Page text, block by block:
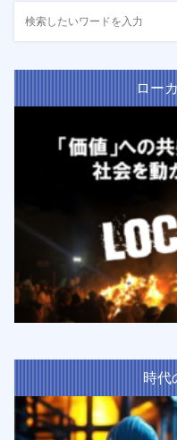
ロー
時代